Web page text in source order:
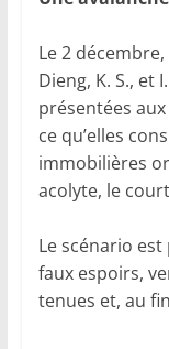
Le 2
Dieng, K. S., et
présentées
ce qu’elles
immobilières
acolyte, le
Le scénario
faux espoirs,
tenues et, au